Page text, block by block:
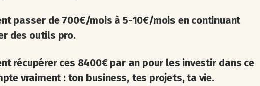
passer de 700€/mois à 5-10€/mois en continuant
des outils pro.
récupérer ces 8400€ par an pour les investir dans ce
vraiment : ton business, tes projets, ta vie.